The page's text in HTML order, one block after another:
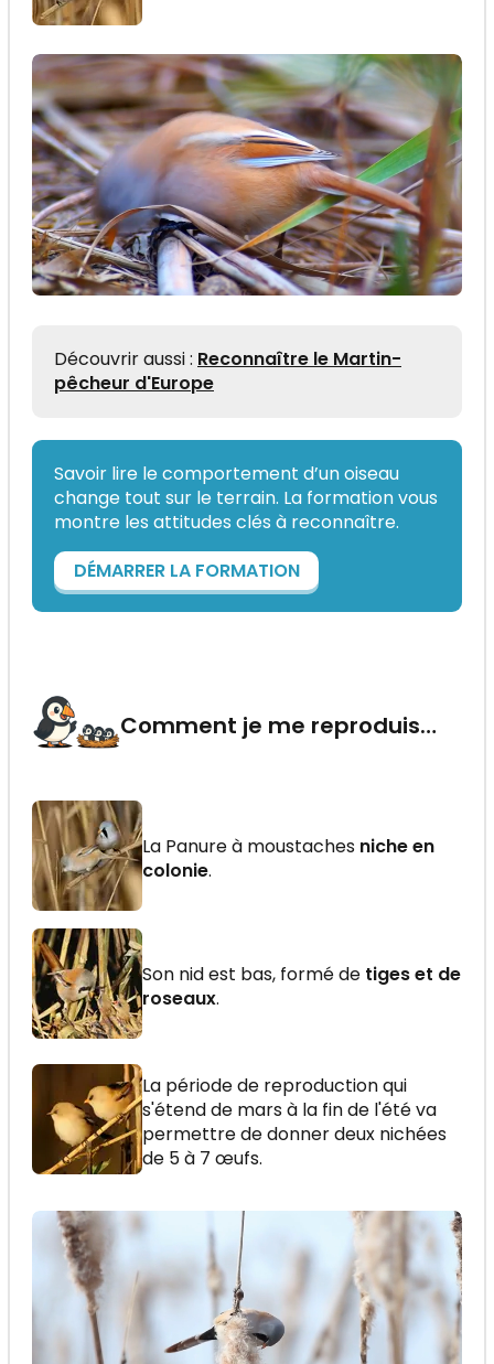
Découvrir aussi : Reconnaître le Martin-
pêcheur d'Europe
Savoir lire le comportement d’un oiseau
change tout sur le terrain. La formation vous
montre les attitudes clés à reconnaître.
DÉMARRER LA FORMATION
Comment je me reproduis…
La Panure à moustaches niche en
colonie.
Son nid est bas, formé de tiges et de
roseaux.
La période de reproduction qui
s'étend de mars à la fin de l'été va
permettre de donner deux nichées
de 5 à 7 œufs.